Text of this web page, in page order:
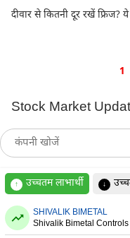
दीवार से कितनी दूर रखें फ्रिज?
1
Stock Market
↑ उच्चतम लाभार्थी ↓
SHIVALIK BIMETAL
Shivalik Bimetal